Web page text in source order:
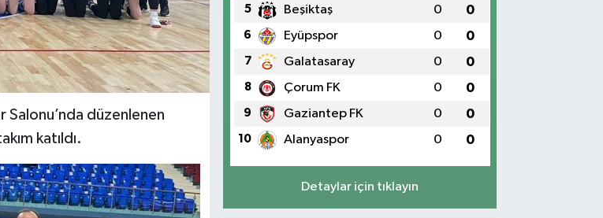
düzenlenen
katıldı.
5 Beşiktaş 0 0
6 Eyüpspor 0 0
7 Galatasaray 0 0
8 Çorum FK 0 0
9 Gaziantep FK 0 0
10 Alanyaspor 0 0
Detaylar için tıklayın